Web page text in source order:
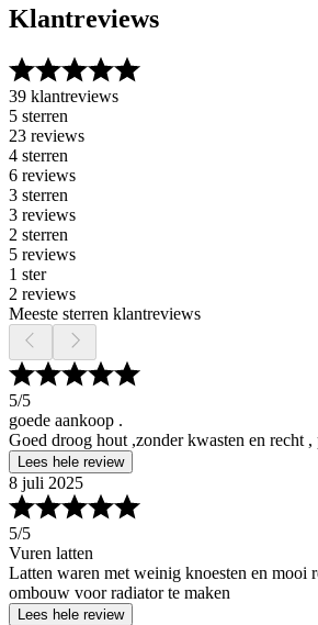
Klantreviews
39 klantreviews
5 sterren
23 reviews
4 sterren
6 reviews
3 sterren
3 reviews
2 sterren
5 reviews
1 ster
2 reviews
Meeste sterren klantreviews
5/5
goede aankoop .
Goed droog hout ,zonder kwasten en recht
Lees hele review
8 juli 2025
5/5
Vuren latten
Latten waren met weinig knoesten en mooi
ombouw voor radiator te maken
Lees hele review